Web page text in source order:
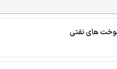
های نفتی